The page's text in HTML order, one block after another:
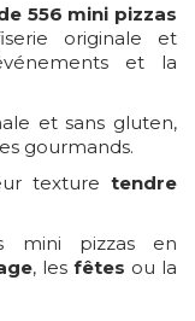
556 mini pizzas
originale et
et la
et sans gluten,
gourmands.
texturetendre
mini pizzas en
, les fêtes ou la